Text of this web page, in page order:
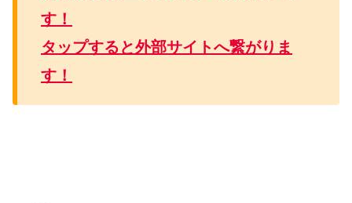
す！
タップすると外部サイトへ繋がりま
す！